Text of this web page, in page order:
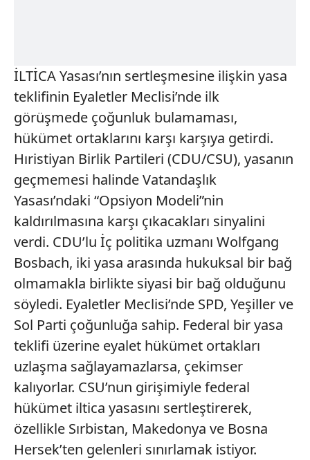
İLTİCA Yasası’nın sertleşmesine ilişkin yasa
teklifinin Eyaletler Meclisi’nde ilk
görüşmede çoğunluk bulamaması,
hükümet ortaklarını karşı karşıya getirdi.
Hıristiyan Birlik Partileri (CDU/CSU), yasanın
geçmemesi halinde Vatandaşlık
Yasası’ndaki “Opsiyon Modeli”nin
kaldırılmasına karşı çıkacakları sinyalini
verdi. CDU’lu İç politika uzmanı Wolfgang
Bosbach, iki yasa arasında hukuksal bir bağ
olmamakla birlikte siyasi bir bağ olduğunu
söyledi. Eyaletler Meclisi’nde SPD, Yeşiller ve
Sol Parti çoğunluğa sahip. Federal bir yasa
teklifi üzerine eyalet hükümet ortakları
uzlaşma sağlayamazlarsa, çekimser
kalıyorlar. CSU’nun girişimiyle federal
hükümet iltica yasasını sertleştirerek,
özellikle Sırbistan, Makedonya ve Bosna
Hersek’ten gelenleri sınırlamak istiyor.